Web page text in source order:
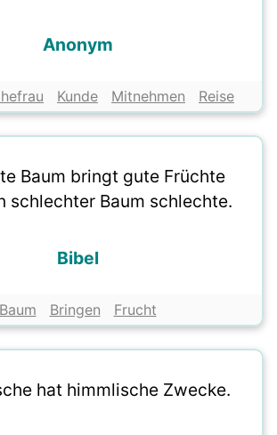
Anonym
Kunde Mitnehmen Reise
Baum bringt gute Früchte
schlechter Baum schlechte.
Bibel
Baum Bringen Frucht
hat himmlische Zwecke.